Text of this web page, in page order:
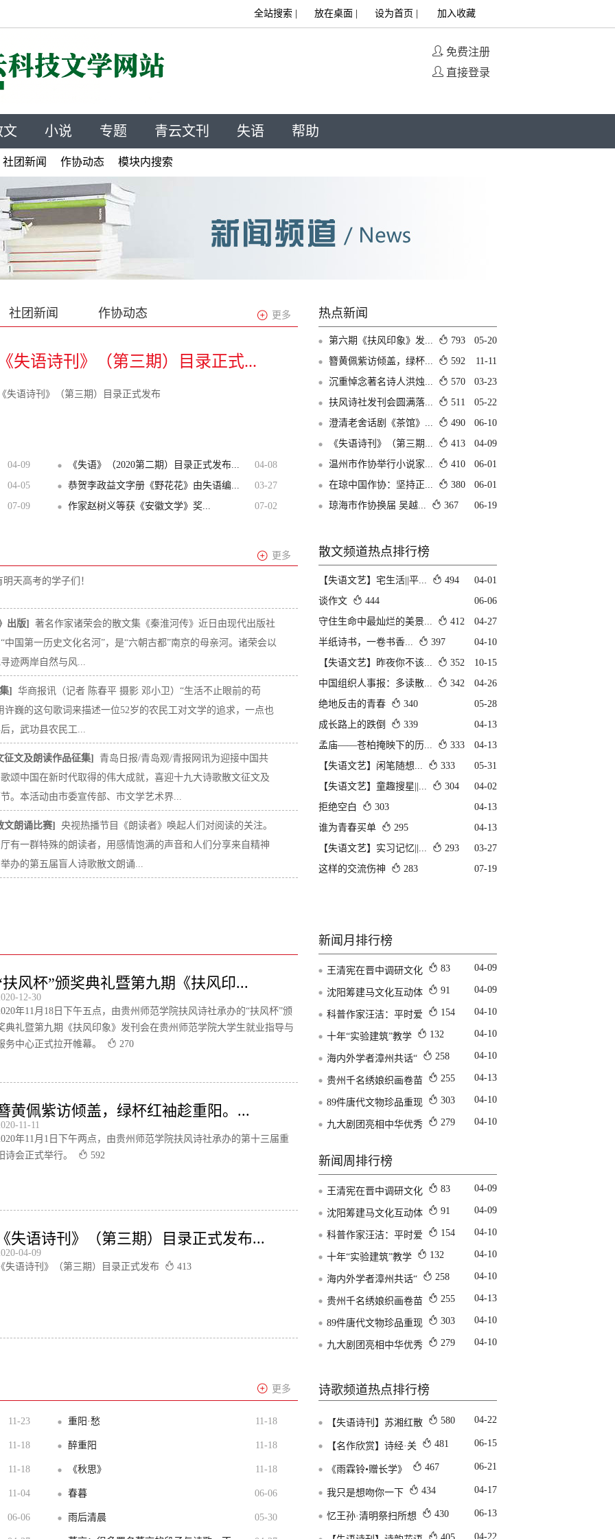
加入收藏
设为首页
放在桌面
全站搜索|
免费注册
直接登录
文 小说 专题 青云文刊 失语 帮助
社团新闻 作协动态 模块内搜索
社团新闻 作协动态 更多
失语诗刊》（第三期）目录正式...
失语诗刊》（第三期）目录正式发布
04-09 《失语》（2020第二期）目录正式发布...
04-08
04-05
恭贺李政益文字册《野花花》由失语编...
03-27
07-09
作家赵树义等获《安徽文学》奖... 07-02
热点新闻
第六期《扶风印象》发... 793
05-20
簪黄佩紫访倾盖，绿杯...
592
11-11
沉重悼念著名诗人洪烛...
570
03-23
扶风诗社发刊会圆满落...
511
05-22
澄清老舍话剧《茶馆》...
490
06-10
《失语诗刊》（第三期...
413
04-09
温州市作协举行小说家...
410
06-01
在琼中国作协：坚持正...
380
06-01
琼海市作协换届 吴越...
367 06-19
更多
天高考的学子们！
出版]
著名作家诸荣会的散文集《秦淮河传》近日由现代出版社
国第一历史文化名河”，是“六朝古都”南京的母亲河。诸荣会以
迹两岸自然与风...
]
华商报讯（记者 陈春平 摄影 邓小卫）“生活不止眼前的苟
许巍的这句歌词来描述一位52岁的农民工对文学的追求，一点也
，武功县农民工...
文及朗读作品征集]
青岛日报/青岛观/青报网讯为迎接中国共
颂中国在新时代取得的伟大成就，喜迎十九大诗歌散文征文及
。本活动由市委宣传部、市文学艺术界...
文朗诵比赛]
央视热播节目《朗读者》唤起人们对阅读的关注。
有一群特殊的朗读者，用感情饱满的声音和人们分享来自精神
办的第五届盲人诗歌散文朗诵...
散文频道热点排行榜
【失语文艺】宅生活||平... 494
04-01
谈作文
444
06-06
守住生命中最灿烂的美景...
412
04-27
半纸诗书，一卷书香...
397
04-10
【失语文艺】昨夜你不该...
352
10-15
中国组织人事报：多读散...
342
04-26
绝地反击的青春
340
05-28
成长路上的跌倒
339
04-13
孟庙——苍柏掩映下的历...
333
04-13
【失语文艺】闲笔随想...
333
05-31
【失语文艺】童趣搜星||...
304
04-02
拒绝空白
303
04-13
谁为青春买单
295
04-13
【失语文艺】实习记忆||...
293
03-27
这样的交流伤神
283 07-19
扶风杯”颁奖典礼暨第九期《扶风印...
12-30
年11月18日下午五点，由贵州师范学院扶风诗社承办的“扶风杯”颁
典礼暨第九期《扶风印象》发刊会在贵州师范学院大学生就业指导与
务中心正式拉开帷幕。
270
黄佩紫访倾盖，绿杯红袖趁重阳。...
11-11
年11月1日下午两点，由贵州师范学院扶风诗社承办的第十三届重
诗会正式举行。
592
失语诗刊》（第三期）目录正式发布...
04-09
失语诗刊》（第三期）目录正式发布
413
新闻月排行榜
王清宪在晋中调研文化 83 04-09
沈阳筹建马文化互动体 91 04-09
科普作家汪洁：平时爱 154 04-10
十年“实验建筑”教学 132 04-10
海内外学者漳州共话“ 258 04-10
贵州千名绣娘织画卷苗 255 04-13
89件唐代文物珍品重现 303 04-10
九大剧团亮相中华优秀 279 04-10
新闻周排行榜
王清宪在晋中调研文化 83 04-09
沈阳筹建马文化互动体 91 04-09
科普作家汪洁：平时爱 154 04-10
十年“实验建筑”教学 132 04-10
海内外学者漳州共话“ 258 04-10
贵州千名绣娘织画卷苗 255 04-13
89件唐代文物珍品重现 303 04-10
九大剧团亮相中华优秀 279 04-10
更多
11-23 重阳·愁 11-18
11-18 醉重阳 11-18
11-18 《秋思》 11-18
11-04 春暮 ​ 06-06
06-06 雨后清晨 05-30
诗歌频道热点排行榜
【失语诗刊】苏湘红散 580 04-22
【名作欣赏】诗经·关 481 06-15
《雨霖铃•赠长学》 467 06-21
我只是想吻你一下 434 04-17
忆王孙·清明祭扫所想 430 06-13
04-22